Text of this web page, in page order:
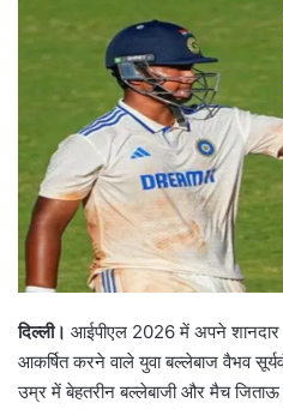
n
e
m
a
i
l
दिल्ली। आईपीएल 2026 में अपने
आकर्षित करने वाले युवा बल्लेबाजवैभव
उम्र में बेहतरीन बल्लेबाजी और मैच जिताऊ